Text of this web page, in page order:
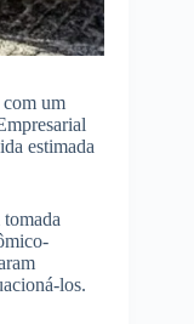
com um
estimada
los.